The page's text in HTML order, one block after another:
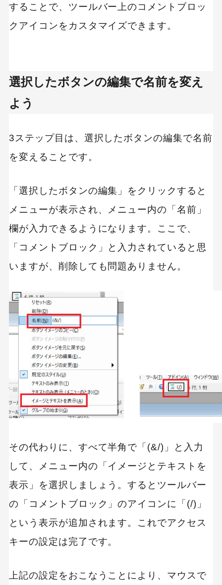
キーワードから記事を検索
カテゴリーから記事を検索
検索する
人気のキー
SaaS Webデザイン
プログラミング教育
iOSアプリ
することで、ツールバー上のコメントブロッ
クアイコンをカスタマイズできます。
選択したボタンの編集で名前を変え
よう
3ステップ目は、選択したボタンの編集で名前
を変えることです。
「選択したボタンの編集」をクリックすると
メニューが表示され、メニュー内の「名前」
欄が入力できるようになります。ここで、
「コメントブロック」と入力されていると思
いますが、削除しても問題ありません。
その代わりに、すべて半角で「(&/)」と入力
して、メニュー内の「イメージとテキストを
表示」を選択しましょう。するとツールバー
の「コメントブロック」のアイコンに「(/)」
という表示が追加されます。これでアクセス
キーの設定は完了です。
上記の設定をおこなうことにより、マウスで